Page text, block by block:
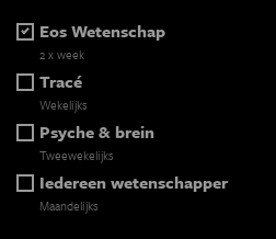
Eos Wetenschap
2 x week
Tracé
Wekelijks
Psyche & brein
Tweewekelijks
Iedereen wetenschapper
Maandelijks